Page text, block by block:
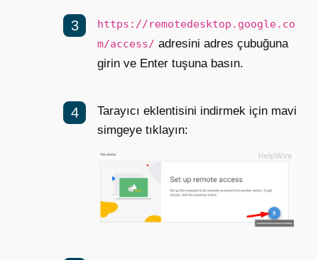
https://remotedesktop.google.co
m/access/ adresini adres çubuğuna
girin ve Enter tuşuna basın.
Tarayıcı eklentisini indirmek için mavi
simgeye tıklayın: